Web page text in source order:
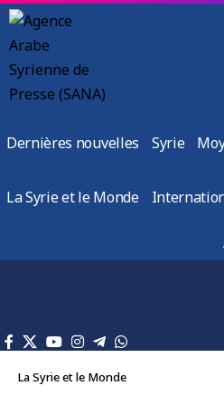
Dernières nouvelles Syrie
La Syrie et le Monde
La Syrie et le Monde